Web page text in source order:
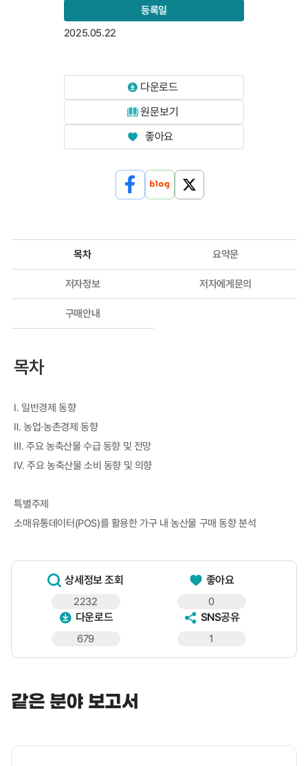
등록일
2025.05.22
다운로드
원문보기
좋아요
목차 요약문
저자정보 저자에게문의
구매안내
목차
Ⅰ. 일반경제 동향
Ⅱ. 농업·농촌경제 동향
Ⅲ. 주요 농축산물 수급 동향 및 전망
Ⅳ. 주요 농축산물 소비 동향 및 의향
특별주제
소매유통데이터(POS)를 활용한 가구 내 농산물 구매 동향 분석
상세정보 조회
2232
좋아요
0
다운로드
679
SNS공유
1
같은 분야 보고서